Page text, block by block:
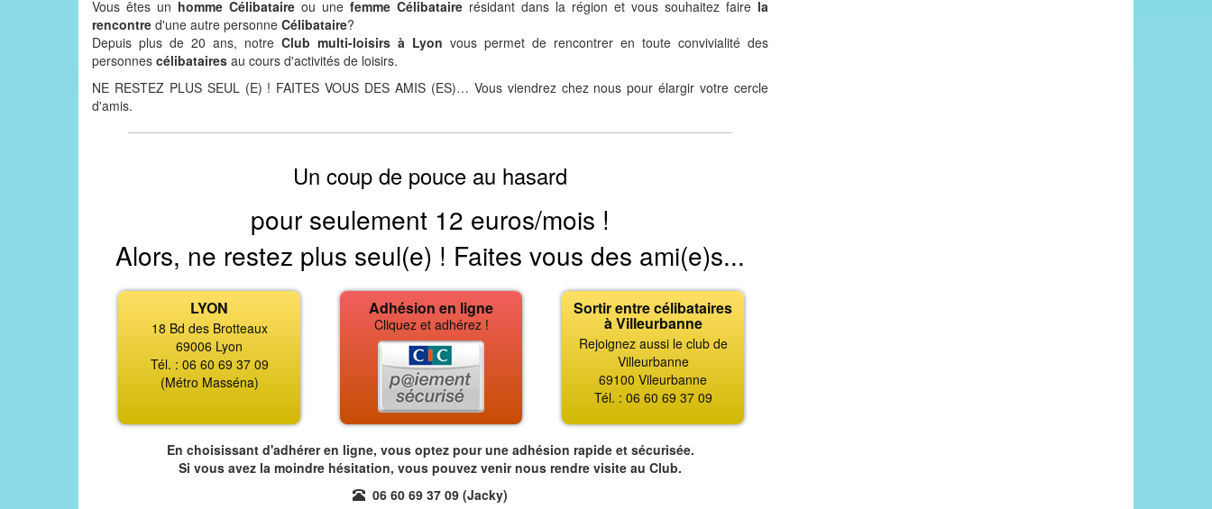
Vous êtes un homme Célibataire ou une femme Célibataire résidant dans la région et vous souhaitez faire la
rencontre d'une autre personne Célibataire?
Depuis plus de 20 ans, notre Club multi-loisirs à Lyon vous permet de rencontrer en toute convivialité des
personnes célibataires au cours d'activités de loisirs.
NE RESTEZ PLUS SEUL (E) ! FAITES VOUS DES AMIS (ES)… Vous viendrez chez nous pour élargir votre cercle
d'amis.
Un coup de pouce au hasard
pour seulement 12 euros/mois !
Alors, ne restez plus seul(e) ! Faites vous des ami(e)s...
LYON
18 Bd des Brotteaux
69006 Lyon
Tél. : 06 60 69 37 09
(Métro Masséna)
Adhésion en ligne
Cliquez et adhérez !
Sortir entre célibataires
à Villeurbanne
Rejoignez aussi le club de
Villeurbanne
69100 Vileurbanne
Tél. : 06 60 69 37 09
En choisissant d'adhérer en ligne, vous optez pour une adhésion rapide et sécurisée.
Si vous avez la moindre hésitation, vous pouvez venir nous rendre visite au Club.
06 60 69 37 09 (Jacky)